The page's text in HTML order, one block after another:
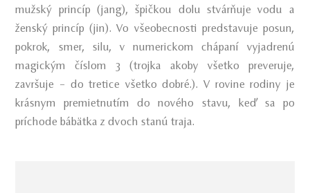
mužský princíp (jang), špičkou dolu stvárňuje vodu a
ženský princíp (jin). Vo všeobecnosti predstavuje posun,
pokrok, smer, silu, v numerickom chápaní vyjadrenú
magickým číslom 3 (trojka akoby všetko preveruje,
završuje – do tretice všetko dobré.). V rovine rodiny je
krásnym premietnutím do nového stavu, keď sa po
príchode bábätka z dvoch stanú traja.